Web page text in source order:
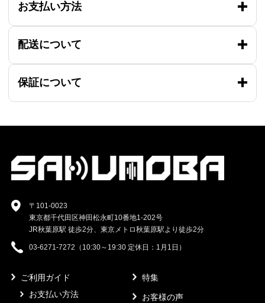
お支払い方法
配送について
保証について
〒101-0023
東京都千代田区神田松永町10番地1-202号
JR秋葉原駅 徒歩2分、東京メトロ秋葉原駅より徒歩2分
03-6271-7272（10:30～19:30 定休日：1月1日）
ご利用ガイド
お支払い方法
特集
お客様の声